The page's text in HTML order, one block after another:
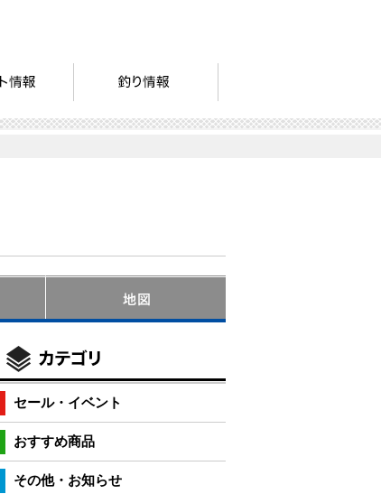
セール・イベント
おすすめ商品
その他・お知らせ